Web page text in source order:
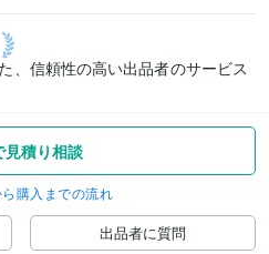
、信頼性の高い出品者のサービス
見積り相談
購入までの流れ
出品者に質問